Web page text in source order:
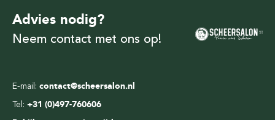
E-mail: contact@scheersalon.nl
Tel: +31 (0)497-760606
Advies nodig?
Neem contact met ons op!